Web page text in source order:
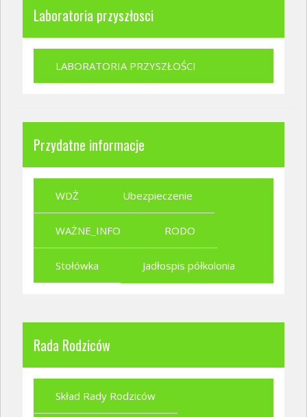
Laboratoria przyszłosci
LABORATORIA PRZYSZŁOŚCI
Przydatne informacje
WDŻ Ubezpieczenie
WAŻNE_INFO RODO
Stołówka Jadłospis półkolonia
Rada Rodziców
Skład Rady Rodziców